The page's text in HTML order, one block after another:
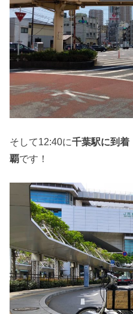
そして12:40に千葉駅に到着
覇です！